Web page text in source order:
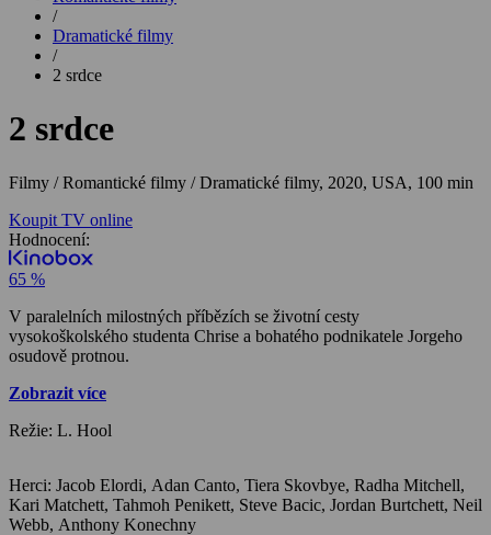
/
Dramatické filmy
/
2 srdce
2 srdce
Filmy / Romantické filmy / Dramatické filmy, 2020, USA, 100 min
Koupit TV online
Hodnocení:
65 %
V paralelních milostných příbězích se životní cesty
vysokoškolského studenta Chrise a bohatého podnikatele Jorgeho
osudově protnou.
Zobrazit více
Režie: L. Hool
Herci: Jacob Elordi, Adan Canto, Tiera Skovbye, Radha Mitchell,
Kari Matchett, Tahmoh Penikett, Steve Bacic, Jordan Burtchett, Neil
Webb, Anthony Konechny